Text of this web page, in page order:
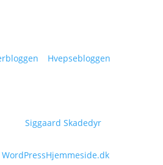
Hvepsebloggen
Siggaard Skadedyr